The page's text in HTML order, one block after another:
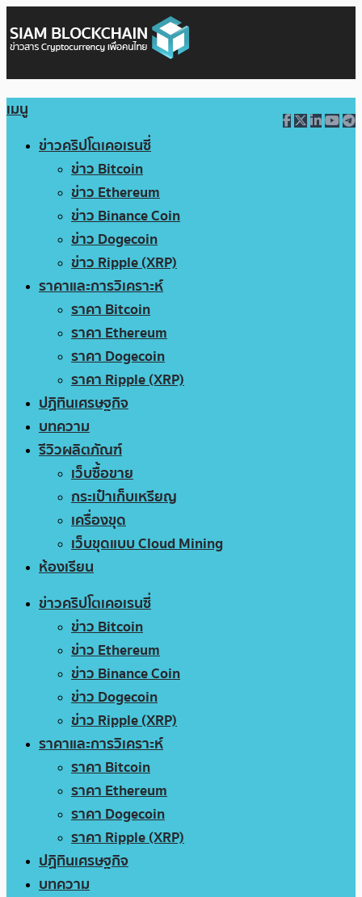
เมนู
ข่าวคริปโตเคอเรนซี่
ข่าว Bitcoin
ข่าว Ethereum
ข่าว Binance Coin
ข่าว Dogecoin
ข่าว Ripple (XRP)
ราคาและการวิเคราะห์
ราคา Bitcoin
ราคา Ethereum
ราคา Dogecoin
ราคา Ripple (XRP)
ปฏิทินเศรษฐกิจ
บทความ
รีวิวผลิตภัณฑ์
เว็บซื้อขาย
กระเป๋าเก็บเหรียญ
เครื่องขุด
เว็บขุดแบบ Cloud Mining
ห้องเรียน
ข่าวคริปโตเคอเรนซี่
ข่าว Bitcoin
ข่าว Ethereum
ข่าว Binance Coin
ข่าว Dogecoin
ข่าว Ripple (XRP)
ราคาและการวิเคราะห์
ราคา Bitcoin
ราคา Ethereum
ราคา Dogecoin
ราคา Ripple (XRP)
ปฏิทินเศรษฐกิจ
บทความ